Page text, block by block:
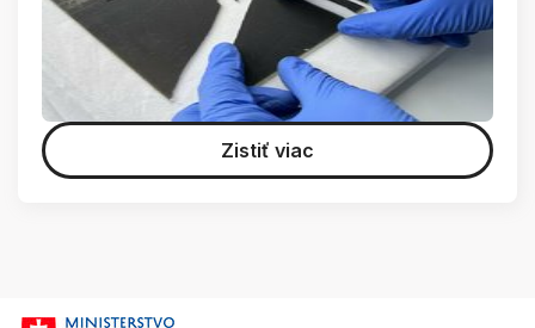
Zistiť viac